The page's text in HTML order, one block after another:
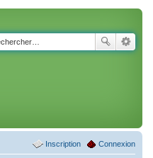
Connexion
Inscription